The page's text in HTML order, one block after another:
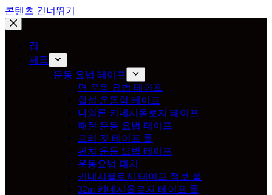
콘텐츠 건너뛰기
집
제품
운동 요법 테이프
면 운동 요법 테이프
합성 운동학 테이프
나일론 키네시올로지 테이프
패턴 운동 요법 테이프
프리 컷 테이프 롤
펀치 운동 요법 테이프
운동요법 패치
키네시올로지 테이프 점보 롤
32m 키네시올로지 테이프 롤